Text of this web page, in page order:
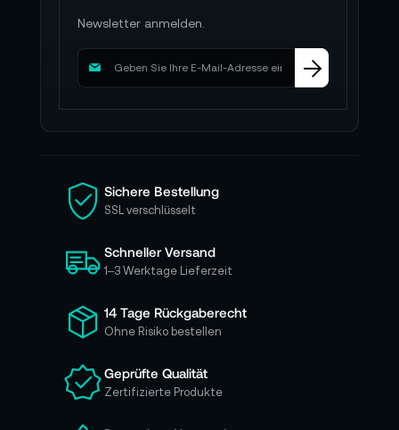
Newsletter anmelden.
M
d
i
e
s
c
h
ü
r
u
e
Sichere Bestellung
SSL verschlüsselt
Schneller Versand
1–3 Werktage Lieferzeit
14 Tage Rückgaberecht
Ohne Risiko bestellen
Geprüfte Qualität
Zertifizierte Produkte